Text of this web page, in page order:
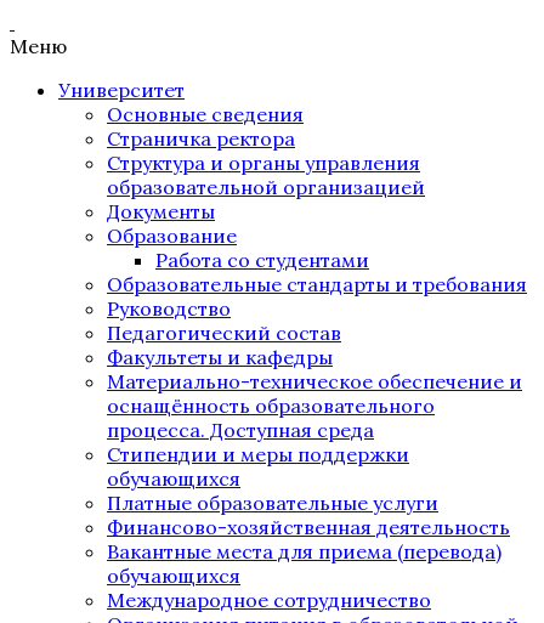
Меню
Университет
Основные сведения
Страничка ректора
Структура и органы управления
образовательной организацией
Документы
Образование
Работа со студентами
Образовательные стандарты и требования
Руководство
Педагогический состав
Факультеты и кафедры
Материально-техническое обеспечение и
оснащённость образовательного
процесса. Доступная среда
Стипендии и меры поддержки
обучающихся
Платные образовательные услуги
Финансово-хозяйственная деятельность
Вакантные места для приема (перевода)
обучающихся
Международное сотрудничество